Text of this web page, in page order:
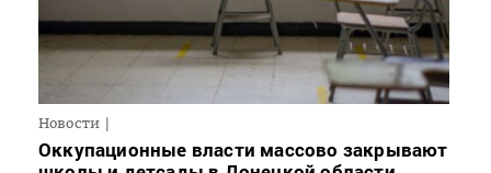
Новости
Оккупационные власти массово закрывают